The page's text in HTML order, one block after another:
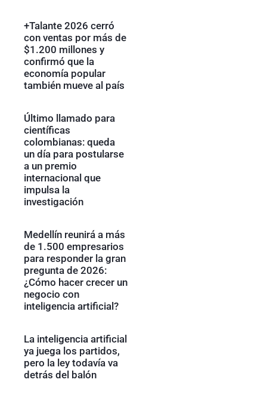
+Talante 2026 cerró
con ventas por más de
$1.200 millones y
confirmó que la
economía popular
también mueve al país
Último llamado para
científicas
colombianas: queda
un día para postularse
a un premio
internacional que
impulsa la
investigación
Medellín reunirá a más
de 1.500 empresarios
para responder la gran
pregunta de 2026:
¿Cómo hacer crecer un
negocio con
inteligencia artificial?
La inteligencia artificial
ya juega los partidos,
pero la ley todavía va
detrás del balón